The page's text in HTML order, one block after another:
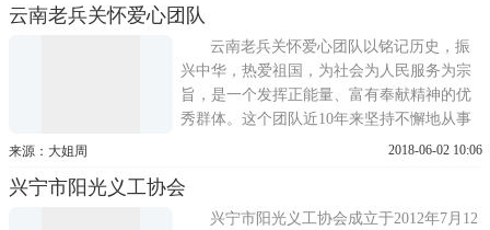
上慰籍生活困难的抗战老兵二、记录抗战老
兵的口述，普及抗战历史知识，弘扬爱国主
义精神。自2011年11月至今，志...
云南老兵关怀爱心团队
云南老兵关怀爱心团队以铭记历史，振
兴中华，热爱祖国，为社会为人民服务为宗
旨，是一个发挥正能量、富有奉献精神的优
秀群体。这个团队近10年来坚持不懈地从事
抗战老兵关怀公益。团队成员不为名不为
的团队，团队成员相互理解，相互包容，共
同努力前进。大家来自五湖四海，有着不同
来源：大姐周 2018-06-02 10:06
兴宁市阳光义工协会
兴宁市阳光义工协会成立于2012年7月12